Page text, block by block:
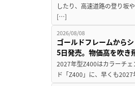
したり、高速道路の登り坂
[…]
2026/08/08
ゴールドフレームから
5日発売。物価高を吹き
2027年型Z400はカラーチ
ド「Z400」に、早くも